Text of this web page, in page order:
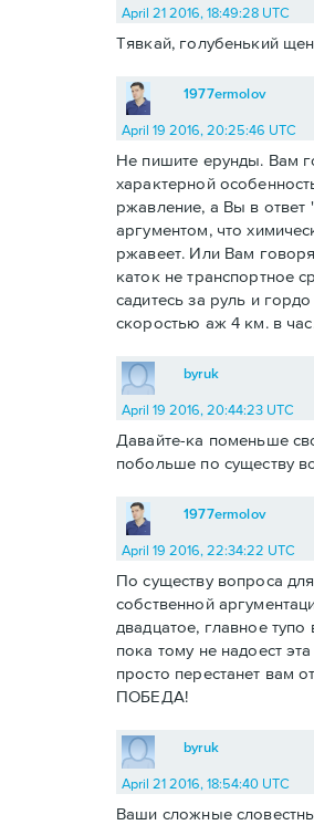
April 21 2016, 18:49:28 UTC
Тявкай, голубенький
1977ermolov
April 19 2016, 20:25:46 UTC
Не пишите ерунды. Вам
характерной
ржавление, а Вы в ответ
аргументом, что
ржавеет. Или Вам
каток не транспортное
садитесь за руль и
скоростью аж 4 км. в
byruk
April 19 2016, 20:44:23 UTC
Давайте-ка поменьше
побольше по существу
1977ermolov
April 19 2016, 22:34:22 UTC
По существу вопроса
собственной
двадцатое, главное
пока тому не надоест
просто перестанет вам
ПОБЕДА!
byruk
April 21 2016, 18:54:40 UTC
Ваши сложные